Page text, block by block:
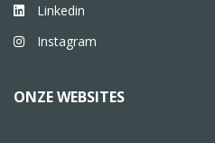
Linkedin
Instagram
ONZE WEBSITES